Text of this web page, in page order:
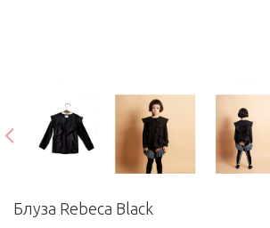
Блуза Rebeca Black